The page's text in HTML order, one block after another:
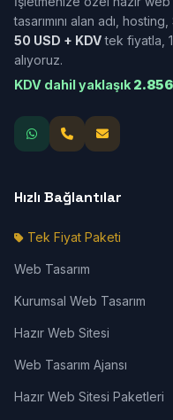
tasarımını alan adı,
50 USD + KDVtek fiyatla,
alıyoruz.
KDV dahil yaklaşık
Hızlı Bağlantılar
Tek Fiyat Paketi
Web Tasarım
Kurumsal Web Tasarım
Hazır Web Sitesi
Web Tasarım Ajansı
Hazır Web Sitesi Paketleri